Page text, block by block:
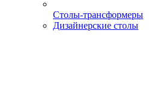
Столы-трансформеры
Дизайнерские столы